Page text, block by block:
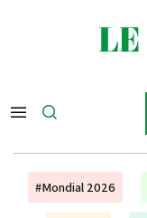
#Mondial 2026